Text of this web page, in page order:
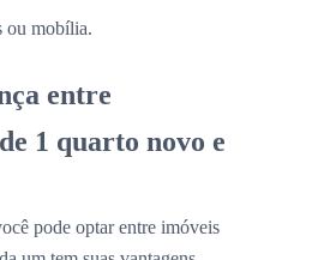
ou mobília.
entre
1 quarto novo e
pode optar entre imóveis